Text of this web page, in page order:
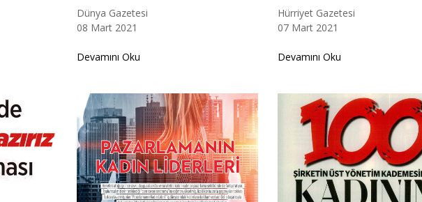
Dünya Gazetesi
08 Mart 2021
Devamını Oku
Hürriyet Gazetesi
07 Mart 2021
Devamını Oku